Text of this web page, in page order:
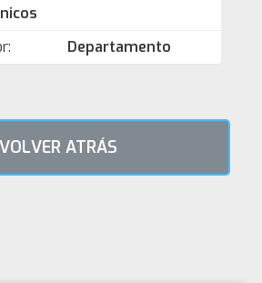
Departamento
VOLVER ATRÁS